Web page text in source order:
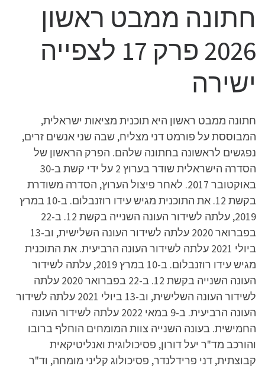
חתונה ממבט ראשון
2026 פרק 17 לצפייה
ישירה
חתונה ממבט ראשון היא תוכנית מציאות ישראלית,
המבוססת על פורמט דני מצליח, שבה שני אנשים זרים,
נפגשים לראשונה בחתונה שלהם. הפרק הראשון של
הסדרה הישראלית שודר בערוץ 2 על ידי קשת ב-30
באוקטובר 2017. לאחר פיצול הערוץ, הסדרה משודרת
בקשת 12. את התוכנית מגיש עידו רוזנבלום. ב-10 במרץ
2019, עלתה לשידור העונה השנייה בקשת 12. ב-22
בפברואר 2020 עלתה לשידור העונה השלישית, וב-13
ביולי 2021 עלתה לשידור העונה הרביעית. את התוכנית
מגיש עידו רוזנבלום. ב-10 במרץ 2019, עלתה לשידור
העונה השנייה בקשת 12. ב-22 בפברואר 2020 עלתה
לשידור העונה השלישית, וב-13 ביולי 2021 עלתה לשידור
העונה הרביעית. ב-9 במאי 2022 עלתה לשידור העונה
החמישית. בעונה השנייה צוות המומחים הוחלף ברובו
והורכב מד"ר יעל דורון, פסיכולוגית ואנליטיקאית
קבוצתית, דני פרידלנדר, פסיכולוג קליני מומחה, וד"ר